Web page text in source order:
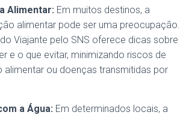
Alimentar: Em muitos destinos, a
alimentar pode ser uma preocupação.
Viajante pelo SNS oferece dicas sobre
e o que evitar, minimizando riscos de
alimentar ou doenças transmitidas por
a Água: Em determinados locais, a